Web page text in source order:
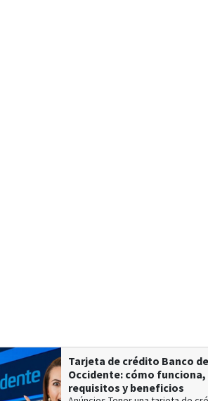
Tarjeta de crédito Banco de
Occidente: cómo funciona,
requisitos y beneficios